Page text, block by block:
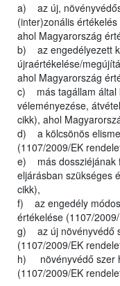
a) az új,
(inter)zonális
ahol Magyarország
b) az engedélyezett
újraértékelése/
ahol Magyarország
c) más tagállam által
véleményezése,
cikk), ahol
d) a kölcsönös
(1107/2009/EK
e) más dossziéjának
eljárásban szükséges
cikk),
f) az engedély
értékelése (1107/
g) az új növényvédő
(1107/2009/EK
h) növényvédő szer
(1107/2009/EK